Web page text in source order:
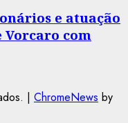
e atuação
Vorcaro com
| ChromeNews by